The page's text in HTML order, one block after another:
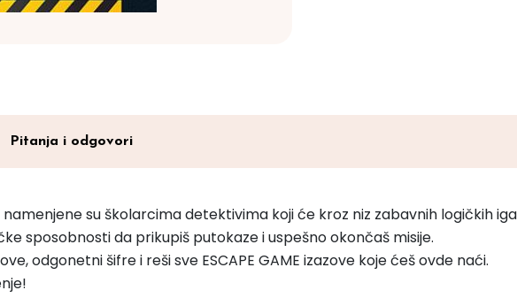
Pitanja i odgovori
su školarcima detektivima koji će kroz niz zabavnih logičkih
sposobnosti da prikupiš putokaze i uspešno okončaš misije.
odgonetni šifre i reši sve ESCAPE GAME izazove koje ćeš ovde naći.